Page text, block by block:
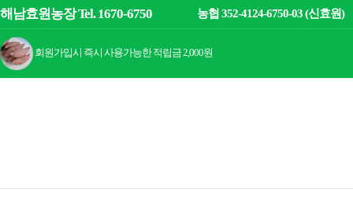
해남효원농장 Tel. 1670-6750 농협 352-4124-6750-03 (신효원)
회원가입시 즉시 사용가능한 적립금 2,000원